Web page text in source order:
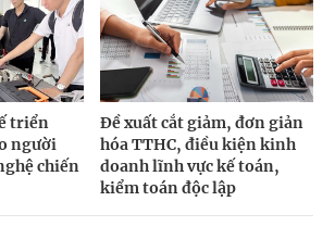
triển
người
chiến
Đề xuất cắt giảm, đơn giản
hóa TTHC, điều kiện kinh
doanh lĩnh vực kế toán,
kiểm toán độc lập